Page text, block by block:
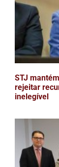
STJ
rejeitar
inelegível